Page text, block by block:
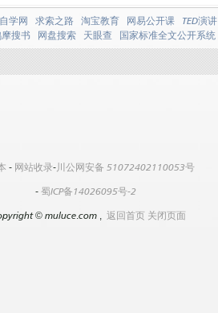
学网 求索之路 淘宝教育 网易公开课 TED演讲
搜书 网盘搜索 天眼查 国家标准全文公开系统
- 网站收录-川公网安备 51072402110053号
- 蜀ICP备14026095号-2
©muluce.com , 返回首页 关闭页面